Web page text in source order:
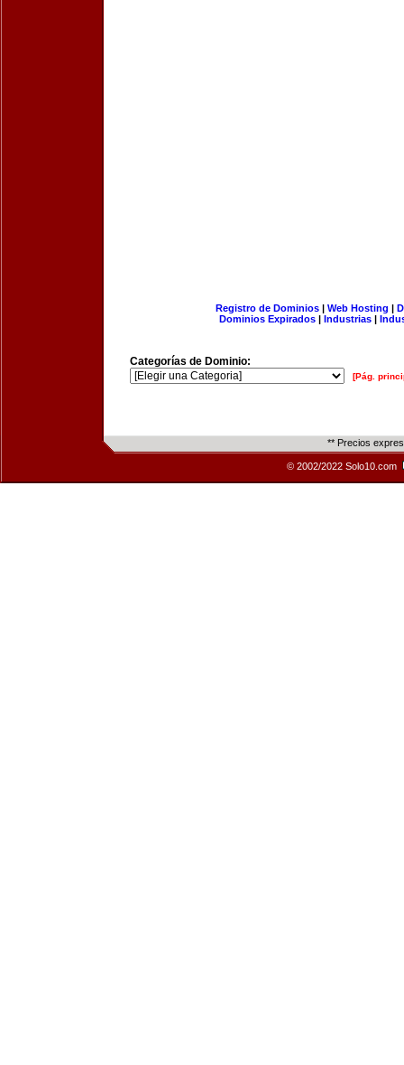
Registro de Dominios| Web Hosting |
Dominios Expirados | Industrias |
Categorías de Dominio:
[Pág.
** Precios
© 2002/2022 Solo10.com